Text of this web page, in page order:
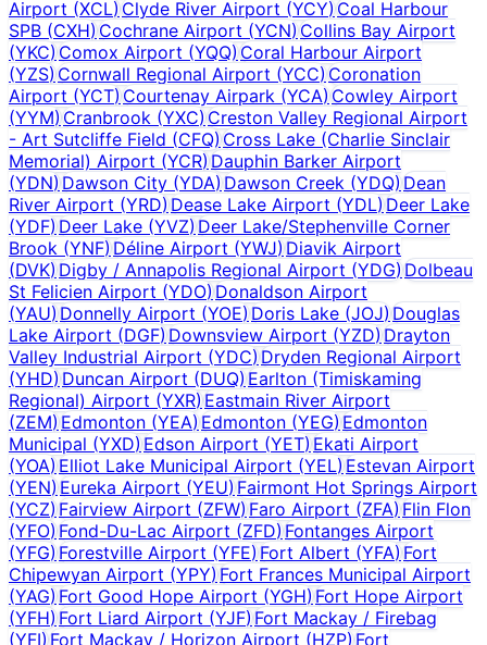
Airport (XCL)Clyde River Airport (YCY) Coal Harbour
SPB (CXH)Cochrane Airport (YCN) Collins Bay Airport
(YKC)Comox Airport (YQQ) Coral Harbour Airport
(YZS)Cornwall Regional Airport (YCC) Coronation
Airport (YCT)Courtenay Airpark (YCA)Cowley Airport
(YYM)Cranbrook (YXC) Creston Valley Regional Airport
- Art Sutcliffe Field (CFQ)Cross Lake (Charlie Sinclair
Memorial) Airport (YCR)Dauphin Barker Airport
(YDN)Dawson City (YDA) Dawson Creek (YDQ) Dean
River Airport (YRD)Dease Lake Airport (YDL) Deer Lake
(YDF)Deer Lake (YVZ) Deer Lake/Stephenville Corner
Brook (YNF)Déline Airport (YWJ) Diavik Airport
(DVK)Digby / Annapolis Regional Airport (YDG) Dolbeau
St Felicien Airport (YDO)Donaldson Airport
(YAU)Donnelly Airport (YOE) Doris Lake (JOJ)Douglas
Lake Airport (DGF)Downsview Airport (YZD) Drayton
Valley Industrial Airport (YDC)Dryden Regional Airport
(YHD)Duncan Airport (DUQ) Earlton (Timiskaming
Regional) Airport (YXR)Eastmain River Airport
(ZEM)Edmonton (YEA)Edmonton (YEG) Edmonton
Municipal (YXD)Edson Airport (YET) Ekati Airport
(YOA)Elliot Lake Municipal Airport (YEL) Estevan Airport
(YEN)Eureka Airport (YEU) Fairmont Hot Springs Airport
(YCZ)Fairview Airport (ZFW) Faro Airport (ZFA) Flin Flon
(YFO)Fond-Du-Lac Airport (ZFD) Fontanges Airport
(YFG)Forestville Airport (YFE) Fort Albert (YFA) Fort
Chipewyan Airport (YPY)Fort Frances Municipal Airport
(YAG)Fort Good Hope Airport (YGH) Fort Hope Airport
(YFH)Fort Liard Airport (YJF) Fort Mackay / Firebag
(YFI)Fort Mackay / Horizon Airport (HZP) Fort